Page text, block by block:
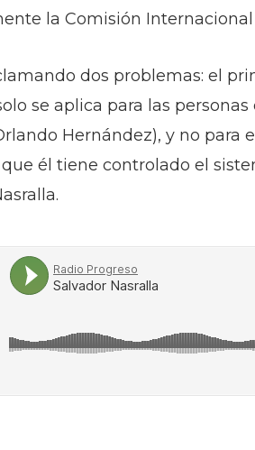
la Comisión
dos problemas: el
se aplica para las
Hernández), y no para
él tiene controlado el